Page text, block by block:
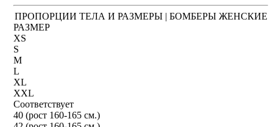
ПРОПОРЦИИ ТЕЛА И РАЗМЕРЫ | БОМБЕРЫ ЖЕНСКИЕ
РАЗМЕР
XS
S
M
L
XL
XXL
Соответствует
40 (рост 160-165 см.)